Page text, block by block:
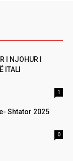
I NJOHUR I
ITALI
1
Shtator 2025
0